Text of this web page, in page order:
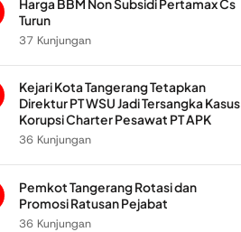
Harga BBM Non Subsidi Pertamax Cs
Turun
37 Kunjungan
Kejari Kota Tangerang Tetapkan
Direktur PT WSU Jadi Tersangka Kasus
Korupsi Charter Pesawat PT APK
36 Kunjungan
Pemkot Tangerang Rotasi dan
Promosi Ratusan Pejabat
36 Kunjungan